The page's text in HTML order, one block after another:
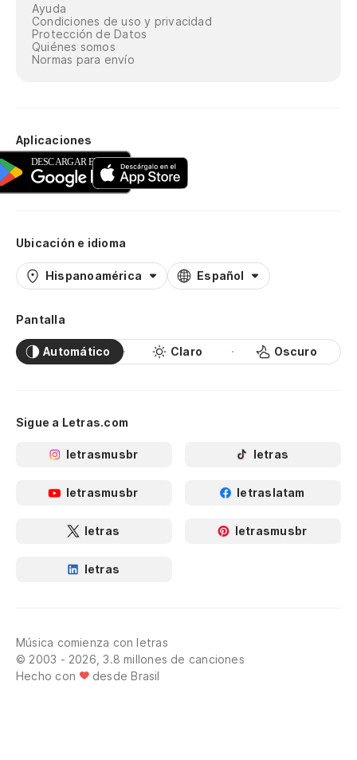
Ayuda
Condiciones de uso y privacidad
Protección de Datos
Quiénes somos
Normas para envío
Aplicaciones
Ubicación e idioma
Hispanoamérica Español
Pantalla
Automático Claro Oscuro
Sigue a Letras.com
letrasmusbr letras
letrasmusbr letraslatam
letras letrasmusbr
letras
Música comienza con letras
© 2003 - 2026, 3.8 millones de canciones
Hecho con
desde Brasil